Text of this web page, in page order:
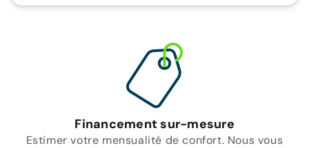
Financement sur-mesure
Estimer votre mensualité de confort. Nous vous